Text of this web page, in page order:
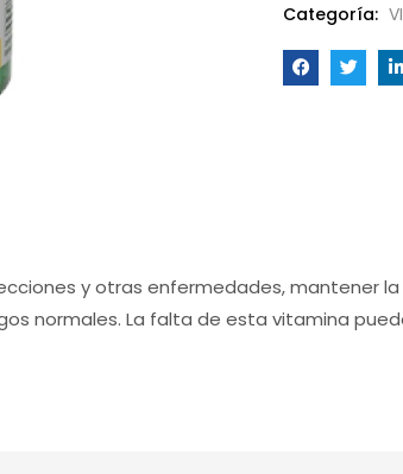
Categoría:
y otras enfermedades, mantener
normales. La falta de esta vitamina